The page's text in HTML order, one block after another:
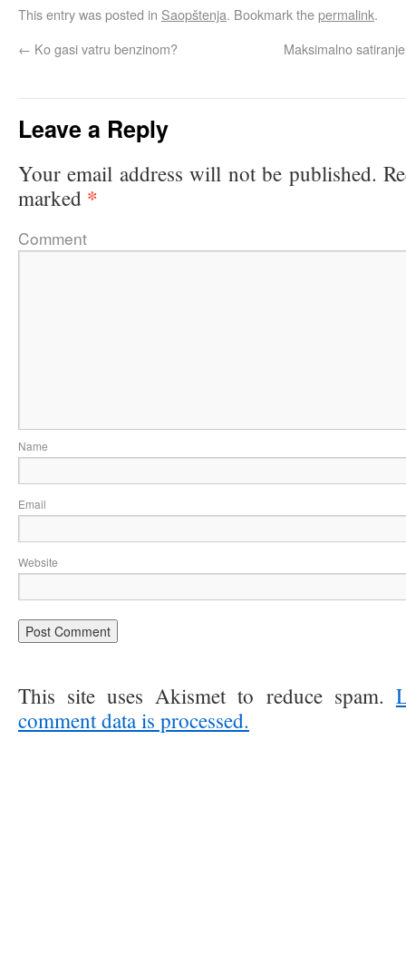
This entry was posted in Saopštenja. Bookmark thepermalink.
← Ko gasi vatru benzinom? Maksimalno
Leave a Reply
Your email address will not be published.
marked *
Website
This site uses Akismet to reduce spam.
comment data is processed.